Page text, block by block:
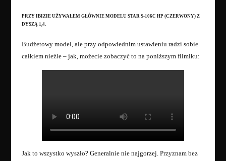
PRZY IBIZIE UŻYWAŁEM GŁÓWNIE MODELU STAR S-106C HP (CZERWONY) Z
DYSZĄ 1,4.
Budżetowy model, ale przy odpowiednim ustawieniu radzi sobie
całkiem nieźle – jak, możecie zobaczyć to na poniższym filmiku:
Jak to wszystko wyszło? Generalnie nie najgorzej. Przyznam bez